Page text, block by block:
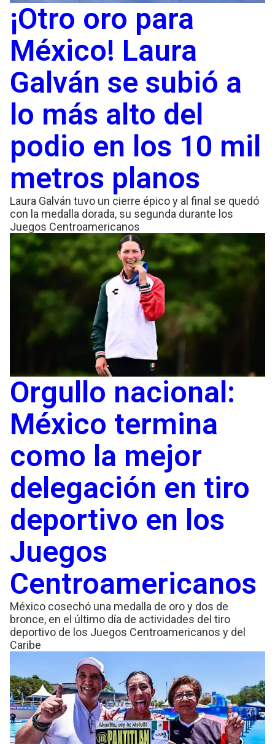
¡Otro oro para
México! Laura
Galván se subió a
lo más alto del
podio en los 10 mil
metros planos
Laura Galván tuvo un cierre épico y al final se quedó
con la medalla dorada, su segunda durante los
Juegos Centroamericanos
Orgullo nacional:
México termina
como la mejor
delegación en tiro
deportivo en los
Juegos
Centroamericanos
México cosechó una medalla de oro y dos de
bronce, en el último día de actividades del tiro
deportivo de los Juegos Centroamericanos y del
Caribe